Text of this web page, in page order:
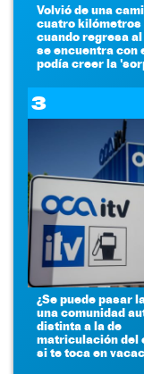
Volvió de una
cuatro kilómetros
cuando regresa
se encuentra con
podía creer la
3
¿Se puede pasar
una comunidad
distinta a la de
matriculación del
si te toca en